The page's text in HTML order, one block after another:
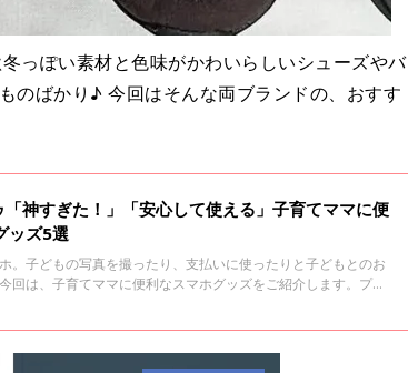
っぽい素材と色味がかわいらしいシューズやバ
のばかり♪ 今回はそんな両ブランドの、おすす
神すぎた！」「安心して使える」子育てママに便
ッズ5選
。子どもの写真を撮ったり、支払いに使ったりと子どもとのお
回は、子育てママに便利なスマホグッズをご紹介します。プチ